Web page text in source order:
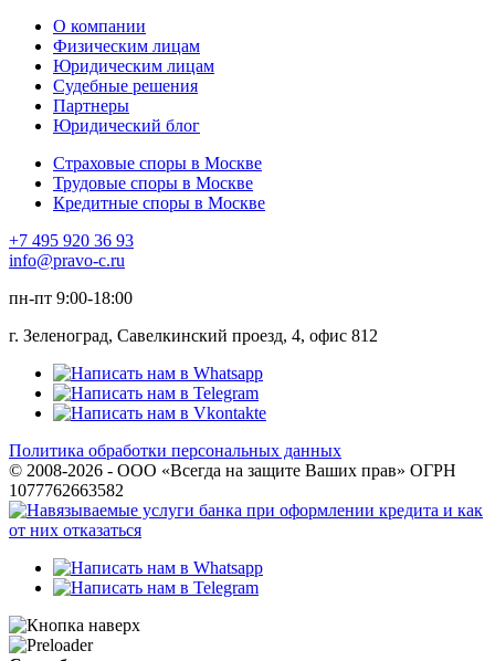
О компании
Физическим лицам
Юридическим лицам
Судебные решения
Партнеры
Юридический блог
Страховые споры в Москве
Трудовые споры в Москве
Кредитные споры в Москве
+7 495 920 36 93
info@pravo-c.ru
пн-пт 9:00-18:00
г. Зеленоград, Савелкинский проезд, 4, офис 812
Политика обработки персональных данных
© 2008-2026 - ООО «Всегда на защите Ваших прав» ОГРН
1077762663582